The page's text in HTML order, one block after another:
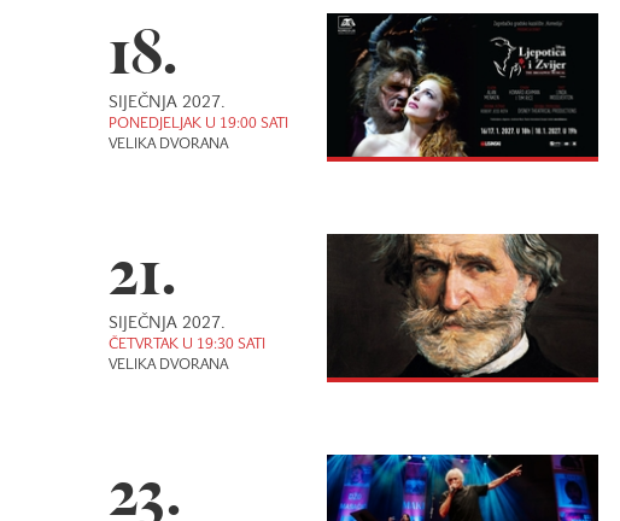
18.
SIJEČNJA 2027.
PONEDJELJAK U 19:00 SATI
VELIKA DVORANA
21.
SIJEČNJA 2027.
ČETVRTAK U 19:30 SATI
VELIKA DVORANA
23.